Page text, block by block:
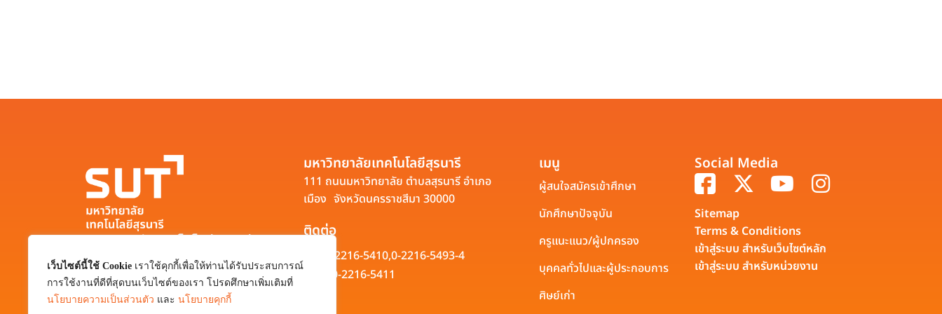
เว็บไซต์นี้ใช้ Cookie เราใช้คุกกี้เพื่อให้ท่านได้รับประสบการณ์
การใช้งานที่ดีที่สุดบนเว็บไซต์ของเรา โปรดศึกษาเพิ่มเติมที่
นโยบายความเป็นส่วนตัว และ นโยบายคุกกี้
มหาวิทยาลัยเทคโนโลยีสุรนารี
111 ถนนมหาวิทยาลัย ตำบลสุรนารี อำเภอ
เมือง จังหวัดนครราชสีมา 30000
0-4422-3000
มหาวิทยาลัยเทคโนโลยีสุรนารี
111 ถนนมหาวิทยาลัย ตำบลสุรนารี อำเภอ
เมือง จังหวัดนครราชสีมา 30000
ติดต่อ
0-2216-5410,0-2216-5493-4
0-2216-5411
เมนู
ผู้สนใจสมัครเข้าศึกษา
นักศึกษาปัจจุบัน
ครูแนะแนว/ผู้ปกครอง
บุคคลทั่วไปและผู้ประกอบการ
ศิษย์เก่า
Social Media
Sitemap
Terms & Conditions
เข้าสู่ระบบ สำหรับเว็บไซต์หลัก
เข้าสู่ระบบ สำหรับหน่วยงาน